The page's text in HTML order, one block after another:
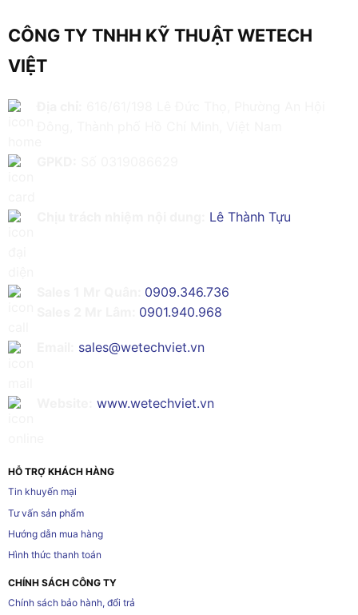
CÔNG TY TNHH KỸ THUẬT WETECH
VIỆT
Lê Thành Tựu
0909.346.736
0901.940.968
sales@wetechviet.vn
www.wetechviet.vn
HỖ TRỢ KHÁCH HÀNG
Tin khuyến mại
Tư vấn sản phẩm
Hướng dẫn mua hàng
Hình thức thanh toán
CHÍNH SÁCH CÔNG TY
Chính sách bảo hành, đổi trả